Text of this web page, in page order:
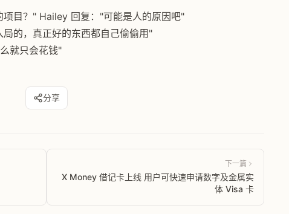
目？" Hailey 回复："可能是人的原因吧"
的，真正好的东西都自己偷偷用"
就只会花钱"
分享
下一篇
X Money 借记卡上线 用户可快速申请数字及金属实
体 Visa 卡